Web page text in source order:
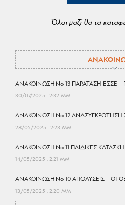
Όλοι μαζί θα τα
ΑΝΑΚΟΙΝΩΣΗ No 13 ΠΑΡΑΤΑΣΗ ΕΣΣΕ
30/07/2025 2:32 ΜΜ
ΑΝΑΚΟΙΝΩΣΗ No 12
28/05/2025 2:23 ΜΜ
ΑΝΑΚΟΙΝΩΣΗ No 11 ΠΑΙΔΙΚΕΣ
14/05/2025 2:21 ΜΜ
ΑΝΑΚΟΙΝΩΣΗ No 10 ΑΠΟΛΥΣΕΙΣ –
13/05/2025 2:20 ΜΜ